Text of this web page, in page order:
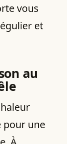
vous
et
au
pour une